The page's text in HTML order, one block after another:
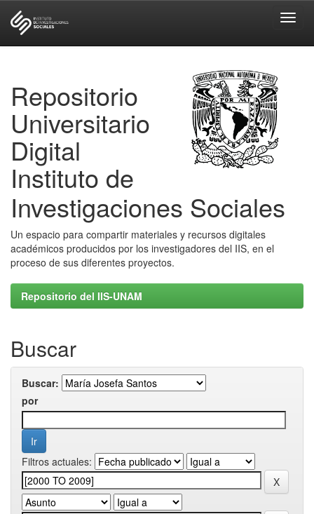
Repositorio
Universitario
Digital
Instituto de
Investigaciones Sociales
Un espacio para compartir materiales y recursos digitales
académicos producidos por los investigadores del IIS, en el
proceso de sus diferentes proyectos.
Repositorio del IIS-UNAM
Buscar
Buscar:
por
Filtros actuales: